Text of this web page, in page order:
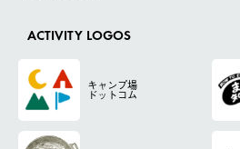
ACTIVITY LOGOS
キャンプ場
ドットコム